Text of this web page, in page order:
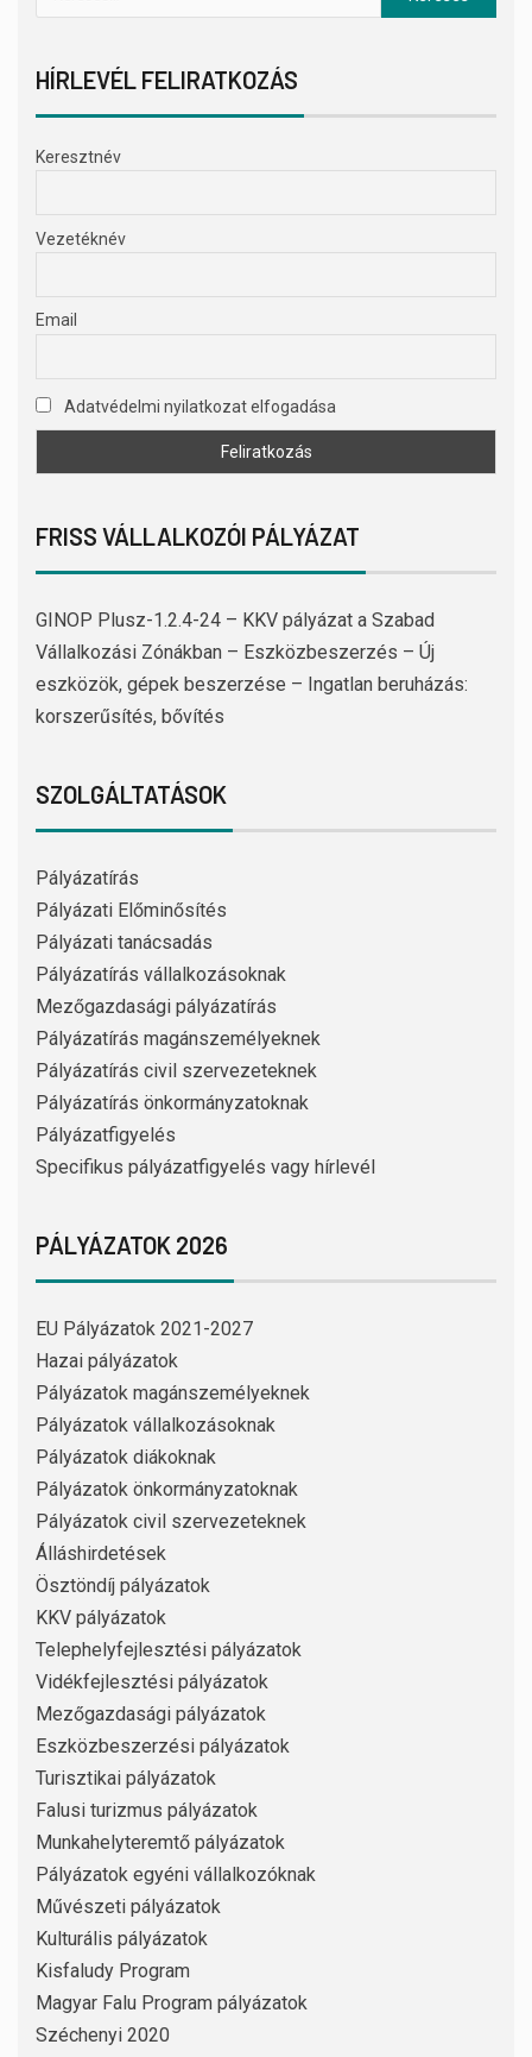
HÍRLEVÉL FELIRATKOZÁS
Keresztnév
Vezetéknév
Email
Adatvédelmi nyilatkozat elfogadása
FRISS VÁLLALKOZÓI PÁLYÁZAT
GINOP Plusz-1.2.4-24 – KKV pályázat a Szabad
Vállalkozási Zónákban – Eszközbeszerzés – Új
eszközök, gépek beszerzése – Ingatlan beruházás:
korszerűsítés, bővítés
SZOLGÁLTATÁSOK
Pályázatírás
Pályázati Előminősítés
Pályázati tanácsadás
Pályázatírás vállalkozásoknak
Mezőgazdasági pályázatírás
Pályázatírás magánszemélyeknek
Pályázatírás civil szervezeteknek
Pályázatírás önkormányzatoknak
Pályázatfigyelés
Specifikus pályázatfigyelés vagy hírlevél
PÁLYÁZATOK 2026
EU Pályázatok 2021-2027
Hazai pályázatok
Pályázatok magánszemélyeknek
Pályázatok vállalkozásoknak
Pályázatok diákoknak
Pályázatok önkormányzatoknak
Pályázatok civil szervezeteknek
Álláshirdetések
Ösztöndíj pályázatok
KKV pályázatok
Telephelyfejlesztési pályázatok
Vidékfejlesztési pályázatok
Mezőgazdasági pályázatok
Eszközbeszerzési pályázatok
Turisztikai pályázatok
Falusi turizmus pályázatok
Munkahelyteremtő pályázatok
Pályázatok egyéni vállalkozóknak
Művészeti pályázatok
Kulturális pályázatok
Kisfaludy Program
Magyar Falu Program pályázatok
Széchenyi 2020